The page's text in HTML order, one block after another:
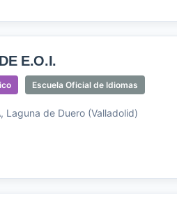
E.O.I.
Escuela Oficial de Idiomas
, Laguna de Duero (Valladolid)